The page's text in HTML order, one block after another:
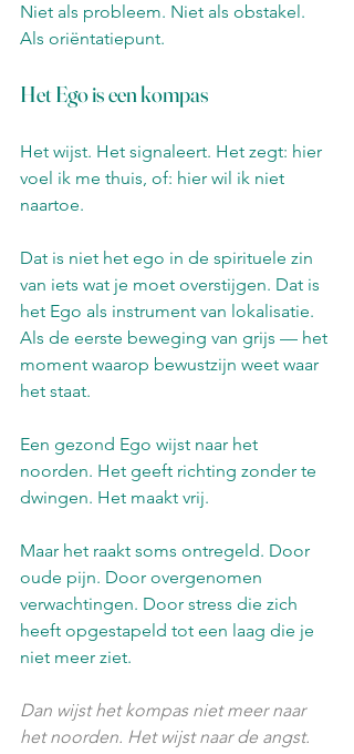
Niet als probleem. Niet als obstakel.
Als oriëntatiepunt.
Het Ego is een kompas
Het wijst. Het signaleert. Het zegt: hier
voel ik me thuis, of: hier wil ik niet
naartoe.
Dat is niet het ego in de spirituele zin
van iets wat je moet overstijgen. Dat is
het Ego als instrument van lokalisatie.
Als de eerste beweging van grijs — het
moment waarop bewustzijn weet waar
het staat.
Een gezond Ego wijst naar het
noorden. Het geeft richting zonder te
dwingen. Het maakt vrij.
Maar het raakt soms ontregeld. Door
oude pijn. Door overgenomen
verwachtingen. Door stress die zich
heeft opgestapeld tot een laag die je
niet meer ziet.
Dan wijst het kompas niet meer naar
het noorden. Het wijst naar de angst.